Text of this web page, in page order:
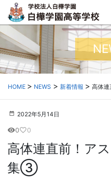
HOME NEWS 新着情報 高体
2022年5月14日
visibility0favorite_border0
高体連直前！ア
集③